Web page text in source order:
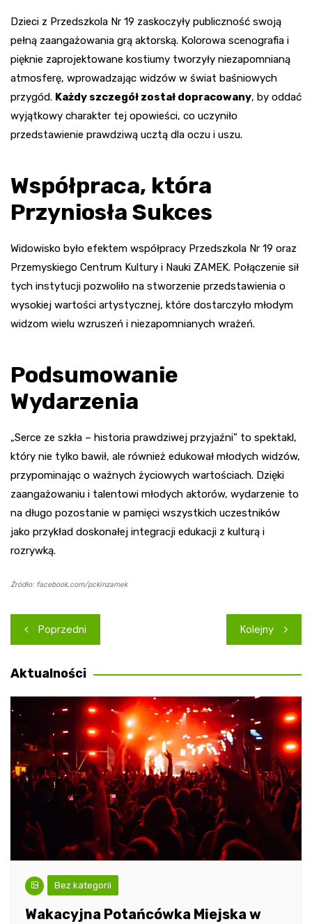
Dzieci z Przedszkola Nr 19 zaskoczyły publiczność swoją
pełną zaangażowania grą aktorską. Kolorowa scenografia i
pięknie zaprojektowane kostiumy tworzyły niezapomnianą
atmosferę, wprowadzając widzów w świat baśniowych
przygód. Każdy szczegół został dopracowany, by oddać
wyjątkowy charakter tej opowieści, co uczyniło
przedstawienie prawdziwą ucztą dla oczu i uszu.
Współpraca, która
Przyniosła Sukces
Widowisko było efektem współpracy Przedszkola Nr 19 oraz
Przemyskiego Centrum Kultury i Nauki ZAMEK. Połączenie sił
tych instytucji pozwoliło na stworzenie przedstawienia o
wysokiej wartości artystycznej, które dostarczyło młodym
widzom wielu wzruszeń i niezapomnianych wrażeń.
Podsumowanie
Wydarzenia
„Serce ze szkła – historia prawdziwej przyjaźni” to spektakl,
który nie tylko bawił, ale również edukował młodych widzów,
przypominając o ważnych życiowych wartościach. Dzięki
zaangażowaniu i talentowi młodych aktorów, wydarzenie to
na długo pozostanie w pamięci wszystkich uczestników
jako przykład doskonałej integracji edukacji z kulturą i
rozrywką.
Źródło: facebook.com/pckinzamek
Nawigacja
wpisu
Poprzedni Kolejny
Aktualności
Bez kategorii
Wakacyjna Potańcówka Miejska w